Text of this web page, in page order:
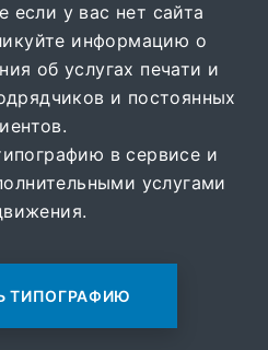
если у вас нет сайта
информацию о
об услугах печати и
и постоянных
в сервисе и
услугами
ТИПОГРАФИЮ